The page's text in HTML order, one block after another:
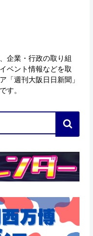
企業・行政の取り組
ベント情報などを取
「週刊大阪日日新聞」
す。